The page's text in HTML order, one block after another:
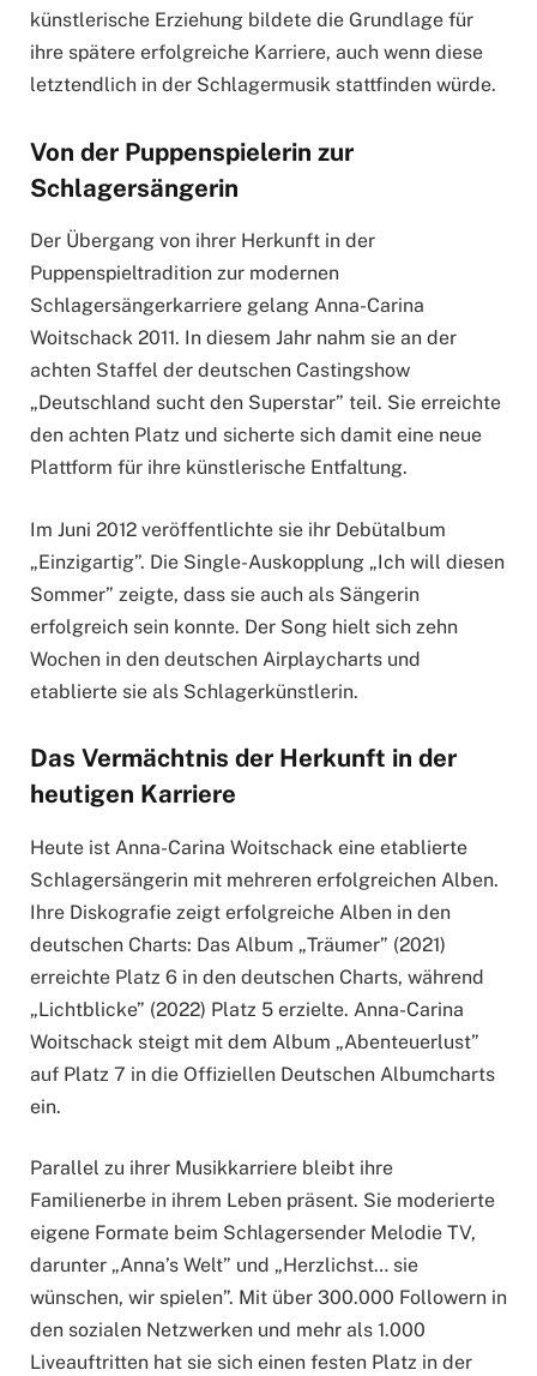
künstlerische Erziehung bildete die Grundlage für
ihre spätere erfolgreiche Karriere, auch wenn diese
letztendlich in der Schlagermusik stattfinden würde.
Von der Puppenspielerin zur
Schlagersängerin
Der Übergang von ihrer Herkunft in der
Puppenspieltradition zur modernen
Schlagersängerkarriere gelang Anna-Carina
Woitschack 2011. In diesem Jahr nahm sie an der
achten Staffel der deutschen Castingshow
„Deutschland sucht den Superstar” teil. Sie erreichte
den achten Platz und sicherte sich damit eine neue
Plattform für ihre künstlerische Entfaltung.
Im Juni 2012 veröffentlichte sie ihr Debütalbum
„Einzigartig”. Die Single-Auskopplung „Ich will diesen
Sommer” zeigte, dass sie auch als Sängerin
erfolgreich sein konnte. Der Song hielt sich zehn
Wochen in den deutschen Airplaycharts und
etablierte sie als Schlagerkünstlerin.
Das Vermächtnis der Herkunft in der
heutigen Karriere
Heute ist Anna-Carina Woitschack eine etablierte
Schlagersängerin mit mehreren erfolgreichen Alben.
Ihre Diskografie zeigt erfolgreiche Alben in den
deutschen Charts: Das Album „Träumer” (2021)
erreichte Platz 6 in den deutschen Charts, während
„Lichtblicke” (2022) Platz 5 erzielte. Anna-Carina
Woitschack steigt mit dem Album „Abenteuerlust”
auf Platz 7 in die Offiziellen Deutschen Albumcharts
ein.
Parallel zu ihrer Musikkarriere bleibt ihre
Familienerbe in ihrem Leben präsent. Sie moderierte
eigene Formate beim Schlagersender Melodie TV,
darunter „Anna’s Welt” und „Herzlichst… sie
wünschen, wir spielen”. Mit über 300.000 Followern in
den sozialen Netzwerken und mehr als 1.000
Liveauftritten hat sie sich einen festen Platz in der